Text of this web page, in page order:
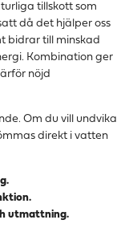
tillskott som
då det hjälper oss
bidrar till minskad
. Kombination ger
nöjd
Om du vill undvika
direkt i vatten
utmattning.